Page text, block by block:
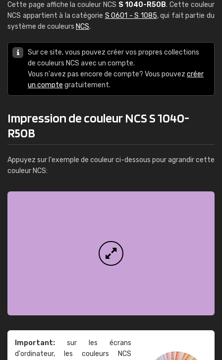
Cette page affiche la couleur NCS S 1040-R50B. Cette couleur
NCS appartient à la catégorie S 0601 - S 1085, qui fait partie du
système de couleurs NCS.
Sur ce site, vous pouvez créer vos propres collections
de couleurs NCS avec un compte.
Vous n'avez pas encore de compte? Vous pouvez créer
un compte gratuitement.
Impression de couleur NCS S 1040-
R50B
Appuyez sur l'exemple de couleur ci-dessous pour agrandir cette
couleur NCS:
Important: sur les écrans
d'ordinateur, les couleurs NCS